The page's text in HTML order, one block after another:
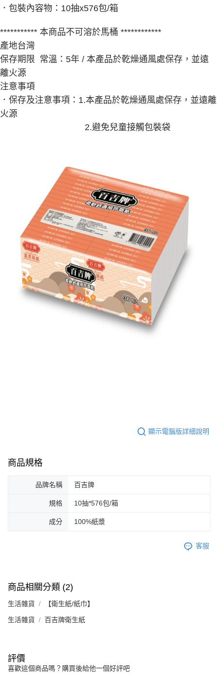
消。如遇「轉專審核」未通過狀況，表示未達大哥付你分期系統評分，恕無
【繳款方式說明】
1.分期款項不併入電信帳單，「大哥付你分期」於每月結算日後寄送繳費提
醒簡訊。
2.透過簡訊連結打開帳單後，可選擇「超商條碼／台灣大直營門市／銀行轉
帳／街口支付／iPASS MONEY」等通路繳費。
1.本服務係由「台灣大哥大股份有限公司」（以下簡稱本公司）所提供，讓
用戶於交易時，得透過本服務購買商品或服務，並由商店將買賣／分期付款
買賣價金債權讓與本公司後，依約使用本公司帳單繳交帳款。
2.基於同意付款使用「大哥付你分期」之契約關係目的，商店將以您的個人
資料（包含姓名、電話或地址）提供予台灣大哥大進項蒐集、處理及利用，
由本公司與您本人進行分期帳單所需資料之確認、核對及更正。
１．簡單：不需註冊會員、不需綁卡、不需儲值。
２．便利：只要手機號碼，簡訊認證，即可結帳。
【「AFTEE先享後付」結帳流程】
１．於結帳方式選擇「AFTEE先享後付」後，將跳轉至「AFTEE先享後付」
結帳頁面，進行簡訊認證並確認金額後，即可完成結帳。
３．收到繳費通知簡訊後14天內，點擊此簡訊中的連結，可透過四大超商／
ATM／網路銀行／等多元方式進行付款，方視為交易完成。
※ 請注意：結帳手續完成當下不需立刻繳費，但若您需要取消訂單，請聯絡
購買商品的店家。未經商家同意取消之訂單仍視為有效，需透過AFTEE先享
後付繳納相關費用。
※ 交易是否成功請以「AFTEE先享後付 」之結帳頁面顯示為準，若有關於
是否繳費成功／繳費後需取消欲退款等相關疑問，請聯繫「AFTEE先享後付
易，需依本服務之必要範圍內提供個人資料，並將交易相關給付款項請求債
權轉讓予恩沛科技股份有限公司。
２．關於個人資料處理事宜，請瀏覽以下網址：
https://aftee.tw/terms/#terms3
３．未成年的使用者請事先徵得法定代理人或監護人之同意方可使用
「AFTEE先享後付」，若未經同意申辦者引起之損失，本公司不負相關責
４．使用「AFTEE先享後付」時，將依據個別帳號之用戶狀況，依本公司即
時審查核予不同之上限額度；若仍有額度不足之情形，本公司將視審查結果
請求用戶進行身份認證。
５．嚴禁一人註冊多個帳號或使用他人資訊註冊。若發現惡意使用之情形，
恩沛科技股份有限公司將有權停止該用戶之使用額度並採取法律行動。
運送方式
．包裝內容物：10抽x576包/箱
*********** 本商品不可溶於馬桶 ************
產地台灣
保存期限 常溫：5年 / 本產品於乾燥通風處保存，並遠
離火源
注意事項
．保存及注意事項：1.本產品於乾燥通風處保存，並遠離
火源
2.避免兒童接觸包裝袋
顯示電腦版詳細說明
商品規格
品牌名稱 百吉牌
規格 10抽*576包/箱
成分 100%紙漿
客服
商品相關分類 (2)
生活雜貨 【衛生紙/紙巾】
生活雜貨 百吉牌衛生紙
評價
喜歡這個商品嗎？購買後給他一個好評吧